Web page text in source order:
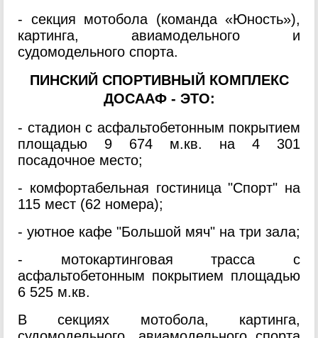
- секция мотобола (команда «Юность»),
картинга, авиамодельного и
судомодельного спорта.
ПИНСКИЙ СПОРТИВНЫЙ КОМПЛЕКС
ДОСААФ - ЭТО:
- стадион с асфальтобетонным покрытием
площадью 9 674 м.кв. на 4 301
посадочное место;
- комфортабельная гостиница "Спорт" на
115 мест (62 номера);
- уютное кафе "Большой мяч" на три зала;
- мотокартинговая трасса с
асфальтобетонным покрытием площадью
6 525 м.кв.
В секциях мотобола, картинга,